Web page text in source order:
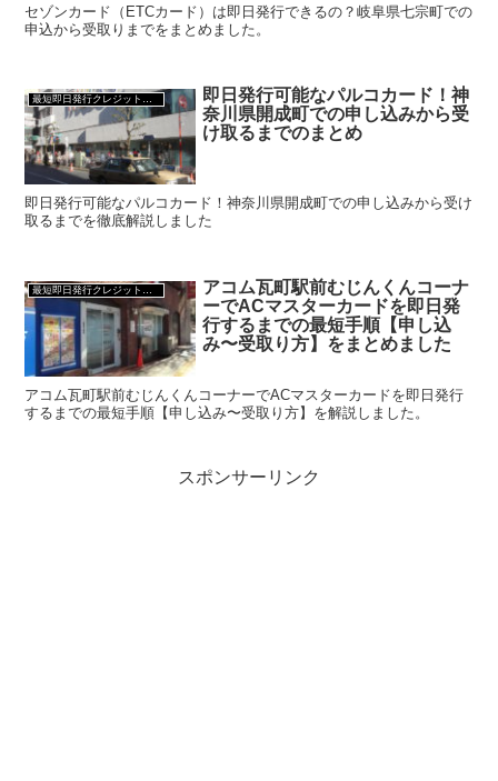
セゾンカード（ETCカード）は即日発行できるの？岐阜県七宗町での
申込から受取りまでをまとめました。
即日発行可能なパルコカード！神
奈川県開成町での申し込みから受
け取るまでのまとめ
即日発行可能なパルコカード！神奈川県開成町での申し込みから受け
取るまでを徹底解説しました
最短即日発行クレジットカード
アコム瓦町駅前むじんくんコーナ
ーでACマスターカードを即日発
行するまでの最短手順【申し込
み〜受取り方】をまとめました
アコム瓦町駅前むじんくんコーナーでACマスターカードを即日発行
するまでの最短手順【申し込み〜受取り方】を解説しました。
スポンサーリンク